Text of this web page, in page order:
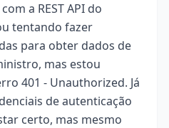
a REST API do
tentando fazer
para obter dados de
mas estou
401 - Unauthorized. Já
de autenticação
certo, mas mesmo